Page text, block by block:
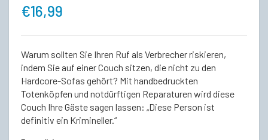
€16,99
Warum sollten Sie Ihren Ruf als Verbrecher riskieren,
indem Sie auf einer Couch sitzen, die nicht zu den
Hardcore-Sofas gehört? Mit handbedruckten
Totenköpfen und notdürftigen Reparaturen wird diese
Couch Ihre Gäste sagen lassen: „Diese Person ist
definitiv ein Krimineller.“